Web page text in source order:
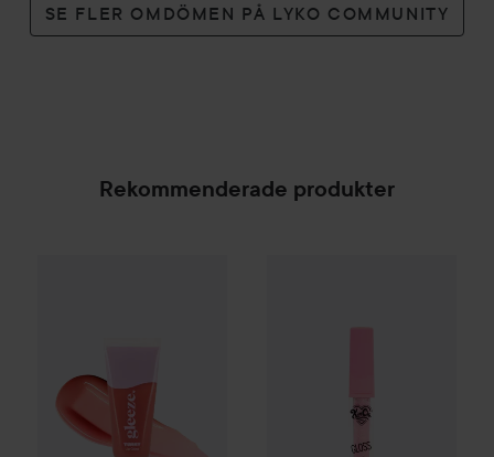
SE FLER OMDÖMEN PÅ LYKO COMMUNITY
Rekommenderade produkter